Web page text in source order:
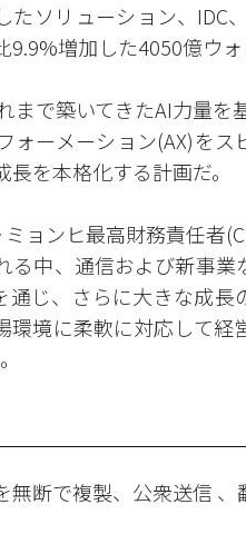
たソリューション、IDC
9.9%増加した4050億ウォ
まで築いてきたAI力量を
ォーメーション(AX)を
を本格化する計画だ。
ョンヒ最高財務責任者
る中、通信および新事
通じ、さらに大きな成
環境に柔軟に対応して
断で複製、公衆送信 、